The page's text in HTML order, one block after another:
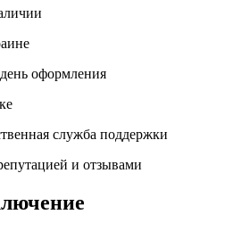
оформления
служба поддержки
и отзывами